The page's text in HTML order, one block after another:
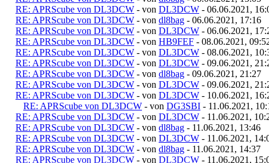
RE: APRScube von DL3DCW - von DL3DCW - 06.06.2021,
RE: APRScube von DL3DCW - von dl8bag - 06.06.2021, 17:16
RE: APRScube von DL3DCW - von DL3DCW - 06.06.2021,
RE: APRScube von DL3DCW - von HB9FEF - 08.06.2021,
RE: APRScube von DL3DCW - von DL3DCW - 08.06.2021,
RE: APRScube von DL3DCW - von DL3DCW - 09.06.2021,
RE: APRScube von DL3DCW - von dl8bag - 09.06.2021, 21:27
RE: APRScube von DL3DCW - von DL3DCW - 09.06.2021,
RE: APRScube von DL3DCW - von DL3DCW - 10.06.2021,
RE: APRScube von DL3DCW - von DG3SBI - 11.06.2021,
RE: APRScube von DL3DCW - von DL3DCW - 11.06.2021,
RE: APRScube von DL3DCW - von dl8bag - 11.06.2021, 13:46
RE: APRScube von DL3DCW - von DL3DCW - 11.06.2021,
RE: APRScube von DL3DCW - von dl8bag - 11.06.2021, 14:37
RE: APRScube von DL3DCW - von DL3DCW - 11.06.2021,